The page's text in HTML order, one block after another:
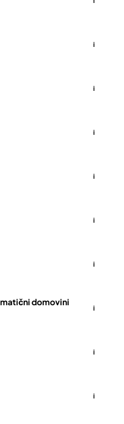
i
i
i
i
i
i
domovini
i
i
i